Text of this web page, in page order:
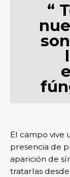
“
El campo vive
presencia de
aparición de
tratarlas